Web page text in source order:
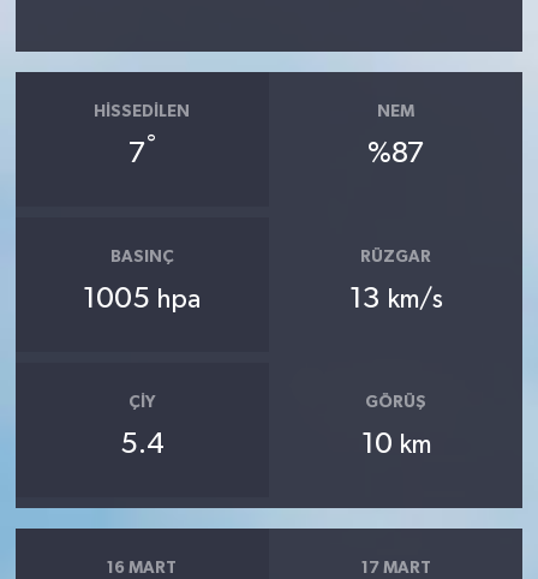
HISSEDILEN
7°
NEM
%87
BASINÇ
1005 hpa
RÜZGAR
13 km/s
ÇIY
5.4
GÖRÜŞ
10 km
16 MART 17 MART